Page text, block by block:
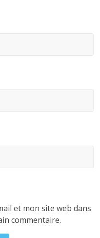
et mon site web dans
commentaire.